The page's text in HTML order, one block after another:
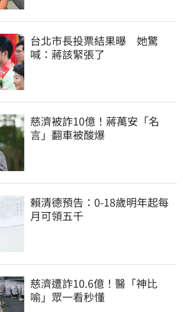
台北市長投票結果曝　她驚
喊：蔣該緊張了
慈濟被詐10億！蔣萬安「名
言」翻車被酸爆
賴清德預告：0-18歲明年起每
月可領五千
慈濟遭詐10.6億！醫「神比
喻」眾一看秒懂